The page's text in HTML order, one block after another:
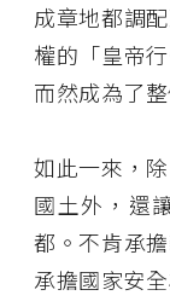
成章地都調
權的「皇帝
而然成為了
如此一來，
國土外，還
都。不肯承
承擔國家安